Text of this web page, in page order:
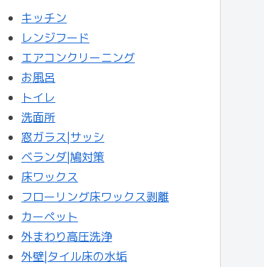
キッチン
レンジフード
エアコンクリーニング
お風呂
トイレ
洗面所
窓ガラス|サッシ
ベランダ|鳩対策
床ワックス
フローリング床ワックス剥離
カーペット
外まわり高圧洗浄
外壁|タイル床の水垢